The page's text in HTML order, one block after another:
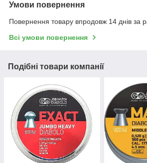
Умови повернення
Повернення товару впродовж 14 днів за
Всі умови повернення
Подібні товари компанії